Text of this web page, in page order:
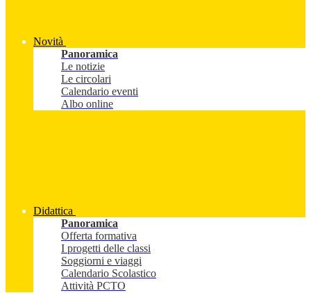
Novità
Panoramica
Le notizie
Le circolari
Calendario eventi
Albo online
Didattica
Panoramica
Offerta formativa
I progetti delle classi
Soggiorni e viaggi
Calendario Scolastico
Attività PCTO